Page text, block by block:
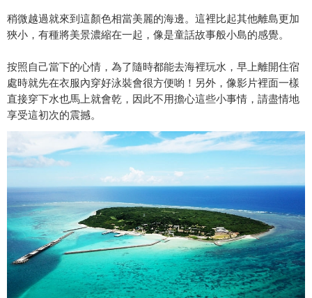
稍微越過就來到這顏色相當美麗的海邊。這裡比起其他離島更加
狹小，有種將美景濃縮在一起，像是童話故事般小島的感覺。
按照自己當下的心情，為了隨時都能去海裡玩水，早上離開住宿
處時就先在衣服內穿好泳裝會很方便喲！另外，像影片裡面一樣
直接穿下水也馬上就會乾，因此不用擔心這些小事情，請盡情地
享受這初次的震撼。